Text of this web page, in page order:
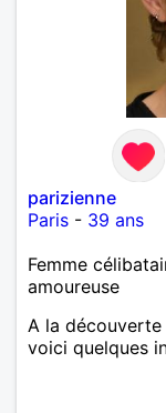
parizienne
Paris - 39 ans
Femme
amoureuse
A la
voici quelques